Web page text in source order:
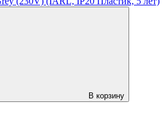
В корзину